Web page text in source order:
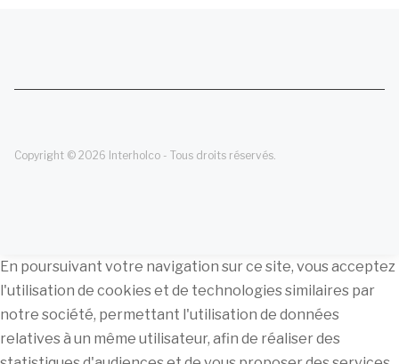
Copyright © 2026 Interholco - Tous droits réservés.
En poursuivant votre navigation sur ce site, vous acceptez
l'utilisation de cookies et de technologies similaires par
notre société, permettant l'utilisation de données
relatives à un même utilisateur, afin de réaliser des